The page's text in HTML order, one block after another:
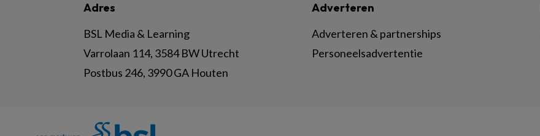
Adres
BSL Media & Learning
Varrolaan 114, 3584 BW Utrecht
Postbus 246, 3990 GA Houten
Adverteren
Adverteren & partnerships
Personeelsadvertentie